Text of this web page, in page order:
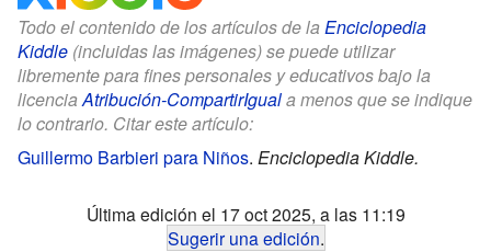
Todo el contenido de los artículos de la Enciclopedia
Kiddle (incluidas las imágenes) se puede utilizar
libremente para fines personales y educativos bajo la
licencia Atribución-CompartirIguala menos que se indique
lo contrario. Citar este artículo:
Guillermo Barbieri para Niños. Enciclopedia Kiddle.
Última edición el 17 oct 2025, a las 11:19
Sugerir una edición.